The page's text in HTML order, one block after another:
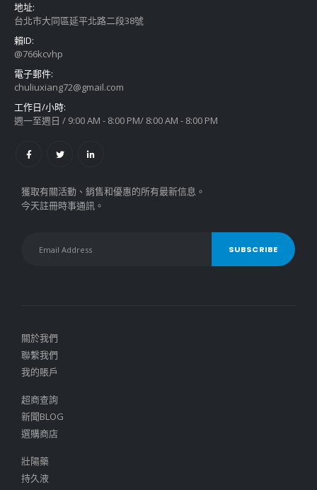
地址:
台北市大同區延平北路二段38號
賴ID:
@766kcvhp
電子郵件:
chuliuxiang72@gmail.com
工作日/小時:
週一至週日 / 9:00 AM - 8:00 PM/ 8:00 AM - 8:00 PM
獲取有關活動、銷售和優惠的所有最新信息。
今天註冊時事通訊。
關於我們
聯繫我們
我的賬戶
超商查詢
新聞BLOG
選購商店
壯陽藥
持久液